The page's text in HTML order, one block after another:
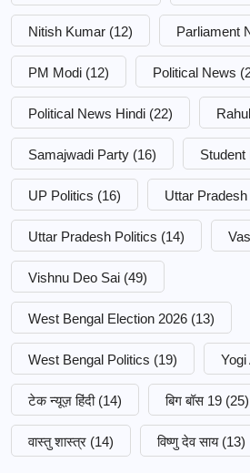
Nitish Kumar (12) Parliament
PM Modi (12) Political News
Political News Hindi (22)
Samajwadi Party (16) Student
UP Politics (16) Uttar
Uttar Pradesh Politics (14)
Vishnu Deo Sai (49)
West Bengal Election 2026 (13)
West Bengal Politics (19) Yogi
टेक न्यूज़ हिंदी (14) बिग बॉस 19 (25)
वास्तु शास्त्र (14) विष्णु देव साय (13)